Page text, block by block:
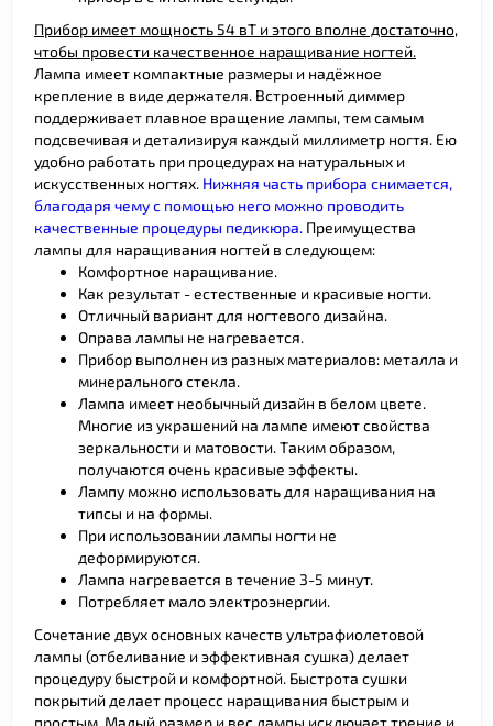
Прибор имеет мощность 54 вТ и этого вполне достаточно,
чтобы провести качественное наращивание ногтей.
Лампа имеет компактные размеры и надёжное
крепление в виде держателя. Встроенный диммер
поддерживает плавное вращение лампы, тем самым
подсвечивая и детализируя каждый миллиметр ногтя. Ею
удобно работать при процедурах на натуральных и
искусственных ногтях. Нижняя часть прибора снимается,
благодаря чему с помощью него можно проводить
качественные процедуры педикюра. Преимущества
лампы для наращивания ногтей в следующем:
Комфортное наращивание.
Как результат - естественные и красивые ногти.
Отличный вариант для ногтевого дизайна.
Оправа лампы не нагревается.
Прибор выполнен из разных материалов: металла и
минерального стекла.
Лампа имеет необычный дизайн в белом цвете.
Многие из украшений на лампе имеют свойства
зеркальности и матовости. Таким образом,
получаются очень красивые эффекты.
Лампу можно использовать для наращивания на
типсы и на формы.
При использовании лампы ногти не
деформируются.
Лампа нагревается в течение 3-5 минут.
Потребляет мало электроэнергии.
Сочетание двух основных качеств ультрафиолетовой
лампы (отбеливание и эффективная сушка) делает
процедуру быстрой и комфортной. Быстрота сушки
покрытий делает процесс наращивания быстрым и
простым. Малый размер и вес лампы исключает трение и